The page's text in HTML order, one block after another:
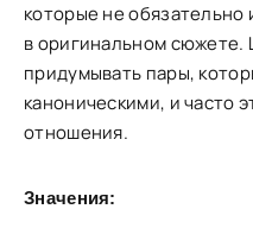
которые не
в оригинальном
придумывать пары,
каноническими, и часто
отношения.
Значения: